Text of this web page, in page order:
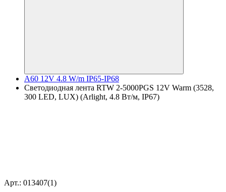
A60 12V 4.8 W/m IP65-IP68
Светодиодная лента RTW 2-5000PGS 12V Warm (3528,
300 LED, LUX) (Arlight, 4.8 Вт/м, IP67)
Арт.: 013407(1)